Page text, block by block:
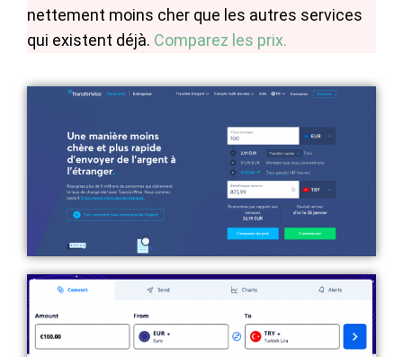
nettement moins cher que les autres services
qui existent déjà. Comparez les prix.